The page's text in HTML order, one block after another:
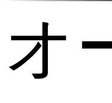
オ